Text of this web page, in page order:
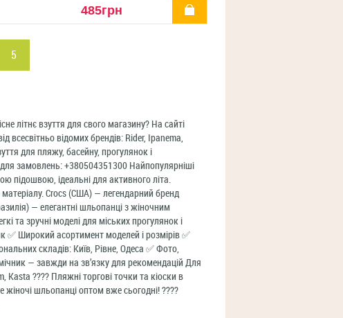
485грн
5
літнє взуття для свого магазину? На сайті
всесвітньо відомих брендів: Rider, Ipanema,
для пляжу, басейну, прогулянок і
замовлень: +380504351300 Найпопулярніші
підошвою, ідеальні для активного літа.
матеріалу. Crocs (США) — легендарний бренд
— елегантні шльопанці з жіночним
та зручні моделі для міських прогулянок і
✅ Широкий асортимент моделей і розмірів ✅
складів: Київ, Рівне, Одеса ✅ Фото,
— завжди на зв’язку для рекомендацій Для
Kasta ???? Пляжні торгові точки та кіоски в
жіночі шльопанці оптом вже сьогодні! ????